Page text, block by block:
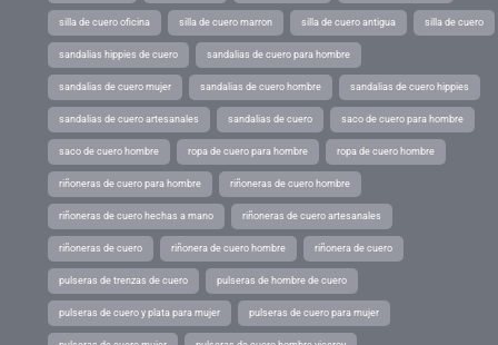
silla de cuero oficina silla de cuero marron silla de cuero antigua silla de cuero
sandalias hippies de cuero sandalias de cuero para hombre
sandalias de cuero mujer sandalias de cuero hombre sandalias de cuero hippies
sandalias de cuero artesanales sandalias de cuero saco de cuero para hombre
saco de cuero hombre ropa de cuero para hombre ropa de cuero hombre
riñoneras de cuero para hombre riñoneras de cuero hombre
riñoneras de cuero hechas a mano riñoneras de cuero artesanales
riñoneras de cuero riñonera de cuero hombre riñonera de cuero
pulseras de trenzas de cuero pulseras de hombre de cuero
pulseras de cuero y plata para mujer pulseras de cuero para mujer